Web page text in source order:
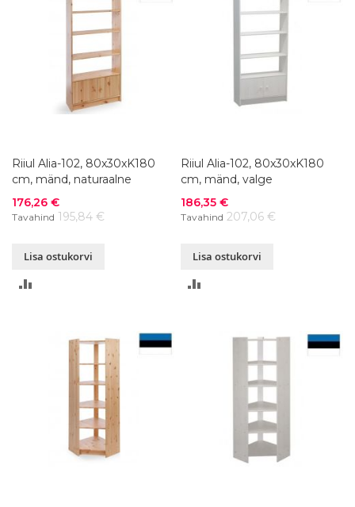
Riiul Alia-102, 80x30xK180
cm, mänd, naturaalne
Soodushind
176,26 €
Tavahind 195,84 €
Lisa ostukorvi
Riiul Alia-102, 80x30xK180
cm, mänd, valge
Soodushind
186,35 €
Tavahind 207,06 €
Lisa ostukorvi